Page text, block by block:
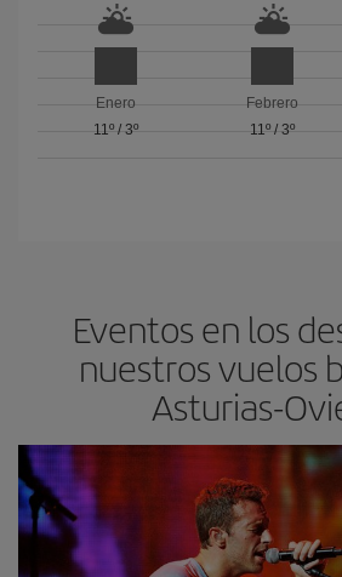
Enero
11º/ 3º
Febrero
11º/ 3º
Eventos en los
nuestros vuelos
Asturias-